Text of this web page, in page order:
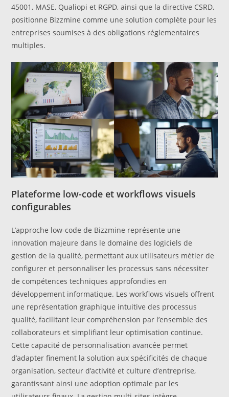
45001, MASE, Qualiopi et RGPD, ainsi que la directive CSRD,
positionne Bizzmine comme une solution complète pour les
entreprises soumises à des obligations réglementaires
multiples.
Plateforme low-code et workflows visuels
configurables
L’approche low-code de Bizzmine représente une
innovation majeure dans le domaine des logiciels de
gestion de la qualité, permettant aux utilisateurs métier de
configurer et personnaliser les processus sans nécessiter
de compétences techniques approfondies en
développement informatique. Les workflows visuels offrent
une représentation graphique intuitive des processus
qualité, facilitant leur compréhension par l’ensemble des
collaborateurs et simplifiant leur optimisation continue.
Cette capacité de personnalisation avancée permet
d’adapter finement la solution aux spécificités de chaque
organisation, secteur d’activité et culture d’entreprise,
garantissant ainsi une adoption optimale par les